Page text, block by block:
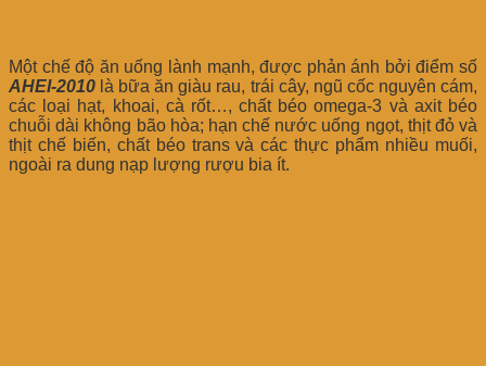
Một chế độ ăn uống lành mạnh, được phản ánh bởi điểm số
AHEI-2010 là bữa ăn giàu rau, trái cây, ngũ cốc nguyên cám,
các loại hạt, khoai, cà rốt…, chất béo omega-3 và axit béo
chuỗi dài không bão hòa; hạn chế nước uống ngọt, thịt đỏ và
thịt chế biến, chất béo trans và các thực phẩm nhiều muối,
ngoài ra dung nạp lượng rượu bia ít.